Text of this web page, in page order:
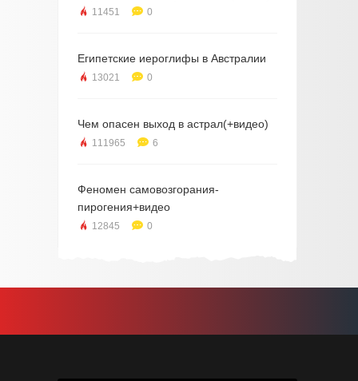
11451 0
Египетские иероглифы в Австралии
13021 0
Чем опасен выход в астрал(+видео)
111965 6
Феномен самовозгорания-
пирогения+видео
12845 0